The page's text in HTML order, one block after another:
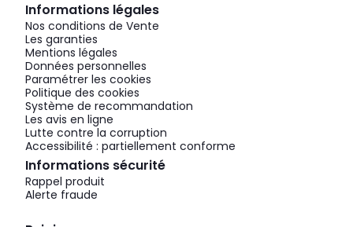
Informations légales
Nos conditions de Vente
Les garanties
Mentions légales
Données personnelles
Paramétrer les cookies
Politique des cookies
Système de recommandation
Les avis en ligne
Lutte contre la corruption
Accessibilité : partiellement conforme
Informations sécurité
Rappel produit
Alerte fraude